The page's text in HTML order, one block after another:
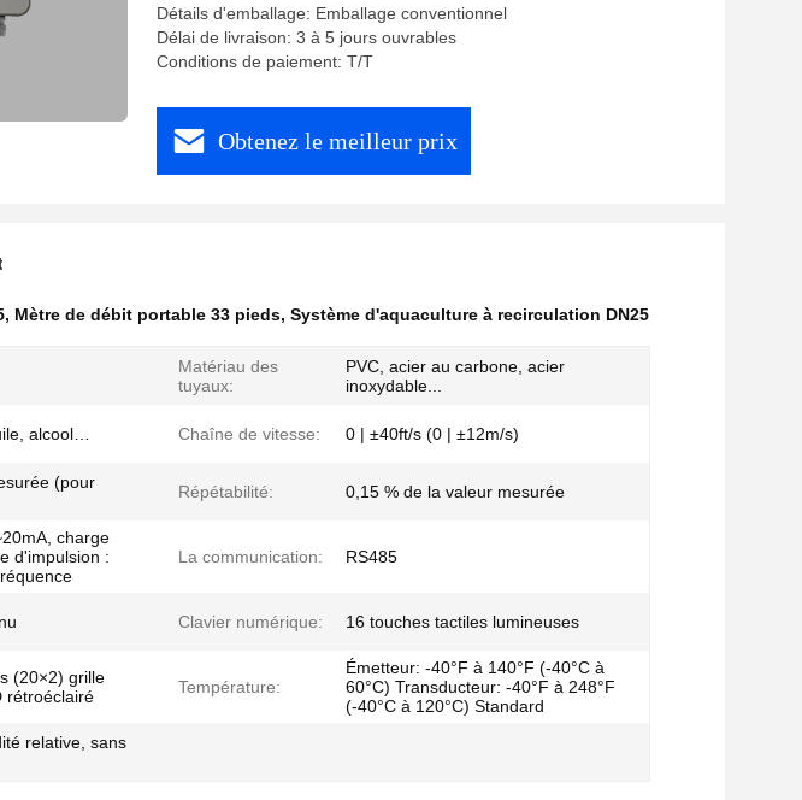
Détails d'emballage: Emballage conventionnel
Délai de livraison: 3 à 5 jours ouvrables
Conditions de paiement: T/T
Obtenez le meilleur prix
, Mètre de débit portable 33 pieds, Système d'aquaculture à recirculation DN25
Matériau des
tuyaux:
PVC, acier au carbone, acier
inoxydable...
alcool… Chaîne de vitesse: 0 | ±40ft/s (0 | ±12m/s)
(pour
Répétabilité: 0,15 % de la valeur mesurée
charge
d'impulsion :
La communication: RS485
Clavier numérique: 16 touches tactiles lumineuses
(20×2) grille
rétroéclairé
Température:
Émetteur: -40°F à 140°F (-40°C à
60°C) Transducteur: -40°F à 248°F
(-40°C à 120°C) Standard
relative, sans